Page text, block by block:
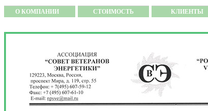
О КОМПАНИИ СТОИМОСТЬ КЛИЕНТЫ